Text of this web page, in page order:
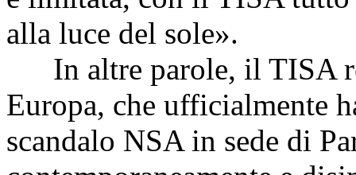
alla luce del sole».
In altre parole, il TISA
Europa, che ufficialmente
scandalo NSA in sede di